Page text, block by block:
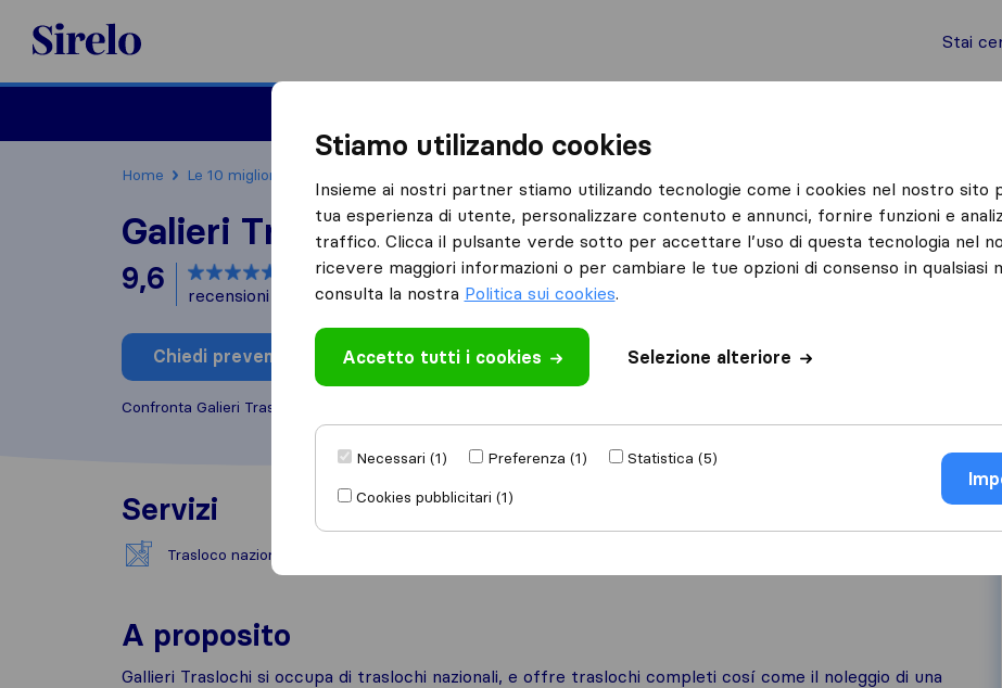
Sirelo.it
Stai
Home Le 10 migliori aziende di traslochi in Italia
Galieri Traslochi
9,6 basato su36
recensioni di Sirelo e Google
i
Chiedi preventivo Scrivi una recensione
Confronta Galieri Traslochi con altre
Servizi
Trasloco nazionale
A proposito
Gallieri Traslochi si occupa di traslochi nazionali, e offre traslochi completi cosí come il noleggio di una
Stiamo utilizando cookies
Insieme ai nostri partner stiamo utilizando tecnologie come i cookies nel nostro sito
tua esperienza di utente, personalizzare contenuto e annunci, fornire funzioni e
traffico. Clicca il pulsante verde sotto per accettare l’uso di questa tecnologia nel
ricevere maggiori informazioni o per cambiare le tue opzioni di consenso in qualsiasi
consulta la nostra Politica sui cookies.
Accetto tutti i cookies Selezione alteriore
Necessari (1) Preferenza (1)
Statistica (5)
Cookies pubblicitari (1)